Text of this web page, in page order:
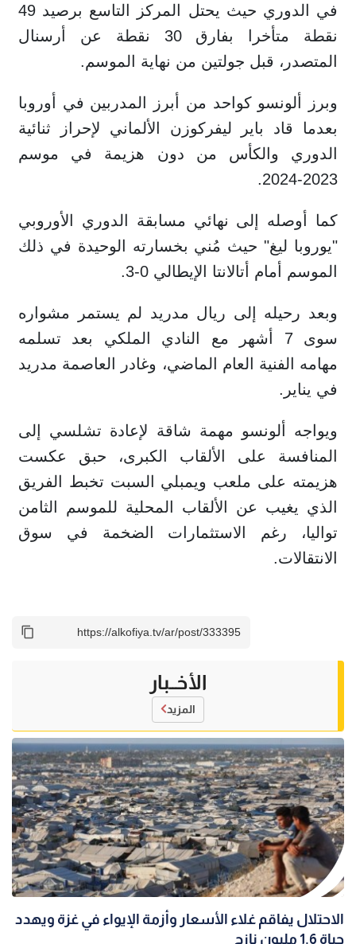
في الدوري حيث يحتل المركز التاسع برصيد 49
نقطة متأخرا بفارق 30 نقطة عن أرسنال
المتصدر، قبل جولتين من نهاية الموسم.
وبرز ألونسو كواحد من أبرز المدربين في أوروبا
بعدما قاد باير ليفركوزن الألماني لإحراز ثنائية
الدوري والكأس من دون هزيمة في موسم
2023-2024.
كما أوصله إلى نهائي مسابقة الدوري الأوروبي
"يوروبا ليغ" حيث مُني بخسارته الوحيدة في ذلك
الموسم أمام أتالانتا الإيطالي 0-3.
وبعد رحيله إلى ريال مدريد لم يستمر مشواره
سوى 7 أشهر مع النادي الملكي بعد تسلمه
مهامه الفنية العام الماضي، وغادر العاصمة مدريد
في يناير.
ويواجه ألونسو مهمة شاقة لإعادة تشلسي إلى
المنافسة على الألقاب الكبرى، حبق عكست
هزيمته على ملعب ويمبلي السبت تخبط الفريق
الذي يغيب عن الألقاب المحلية للموسم الثامن
تواليا، رغم الاستثمارات الضخمة في سوق
الانتقالات.
الأخــبار
المزيد
الاحتلال يفاقم غلاء الأسعار وأزمة الإيواء في غزة ويهدد
حياة 1.6 مليون نازح